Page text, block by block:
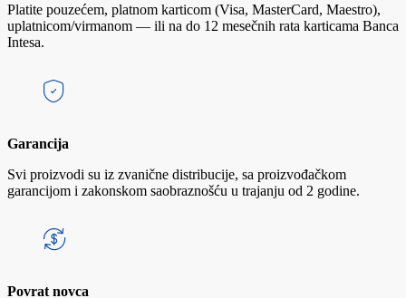
Platite pouzećem, platnom karticom (Visa, MasterCard, Maestro),
uplatnicom/virmanom — ili na do 12 mesečnih rata karticama Banca
Intesa.
Garancija
Svi proizvodi su iz zvanične distribucije, sa proizvođačkom
garancijom i zakonskom saobraznošću u trajanju od 2 godine.
Povrat novca